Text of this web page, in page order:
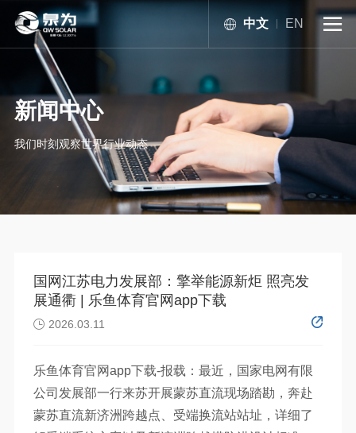
中文 EN 
新闻中心
我们时刻观察世界行业动态
国网江苏电力发展部：擎举能源新炬 照亮发
展通衢 | 乐鱼体育官网app下载
 2026.03.11
乐鱼体育官网app下载-报载：最近，国家电网有限
公司发展部一行来苏开展蒙苏直流现场踏勘，奔赴
蒙苏直流新济洲跨越点、受端换流站站址，详细了